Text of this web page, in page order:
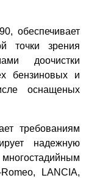
обеспечивает
точки зрения
доочистки
бензиновых и
оснащеных
требованиям
надежную
LANCIA,